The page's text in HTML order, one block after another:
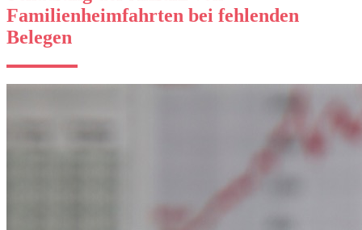
Familienheimfahrten bei fehlenden
Belegen